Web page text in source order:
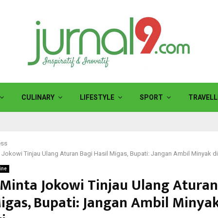
CULINARY LIFESTYLE SPORT
Jokowi Tinjau Ulang Aturan Bagi Hasil Migas, Bupati: Jangan Ambil Minyak
Minta Jokowi Tinjau Ulang
Bupati: Jangan Ambil